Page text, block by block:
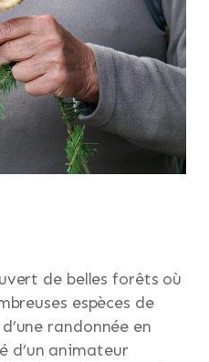
de belles forêts où
espèces de
randonnée en
d’un animateur